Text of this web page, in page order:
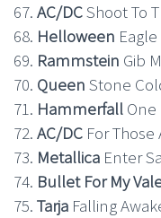
67. AC/DCShoot To
68. Helloween
69. Rammstein Gib
70. Queen Stone
71. Hammerfall One
72. AC/DC For
73. Metallica Enter
74. Bullet For My
75. Tarja Falling